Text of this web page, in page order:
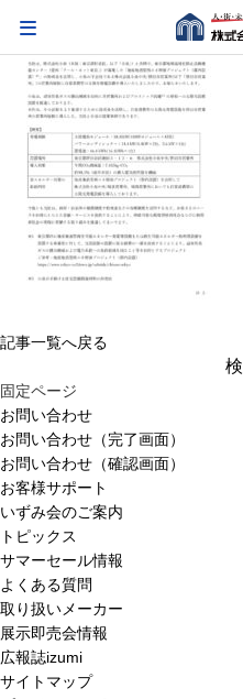
記事一覧へ戻る
索:
固定ページ
お問い合わせ
お問い合わせ（完了画面）
お問い合わせ（確認画面）
お客様サポート
いずみ会のご案内
トピックス
サマーセール情報
よくある質問
取り扱いメーカー
展示即売会情報
広報誌izumi
サイトマップ